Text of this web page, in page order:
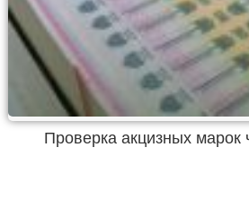
Проверка акцизных марок